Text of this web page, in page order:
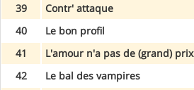
39
Contr' attaque
40
Le bon profil
41
L'amour n'a pas de (grand) prix
42
Le bal des vampires